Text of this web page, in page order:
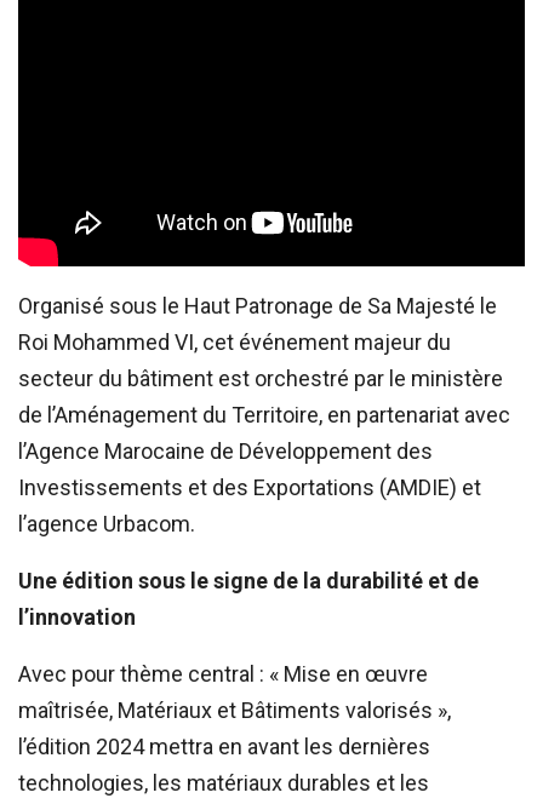
Organisé sous le Haut Patronage de Sa Majesté le
Roi Mohammed VI, cet événement majeur du
secteur du bâtiment est orchestré par le ministère
de l’Aménagement du Territoire, en partenariat avec
l’Agence Marocaine de Développement des
Investissements et des Exportations (AMDIE) et
l’agence Urbacom.
Une édition sous le signe de la durabilité et de
l’innovation
Avec pour thème central : « Mise en œuvre
maîtrisée, Matériaux et Bâtiments valorisés »,
l’édition 2024 mettra en avant les dernières
technologies, les matériaux durables et les